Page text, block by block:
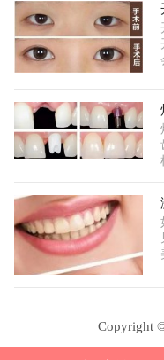
Copyright